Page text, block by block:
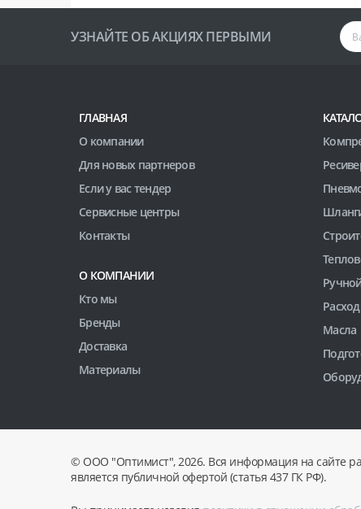
УЗНАЙТЕ ОБ АКЦИЯХ ПЕРВЫМИ
ГЛАВНАЯ
О компании
Для новых партнеров
Если у вас тендер
Сервисные центры
Контакты
О КОМПАНИИ
Кто мы
Бренды
Доставка
Материалы
Масла
© ООО "Оптимист", 2026. Вся информация на сайте
является публичной офертой (статья 437 ГК РФ).